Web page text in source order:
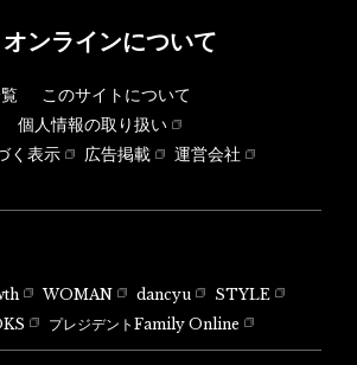
ンラインについて
このサイトについて
個人情報の取り扱い
く表示
広告掲載
運営会社
WOMAN dancyu
STYLE
プレジデントFamily Online